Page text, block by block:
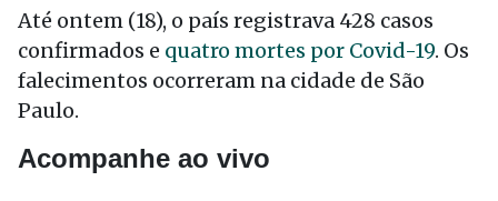
Até ontem (18), o país registrava 428 casos
confirmados e quatro mortes por Covid-19. Os
falecimentos ocorreram na cidade de São
Paulo.
Acompanhe ao vivo